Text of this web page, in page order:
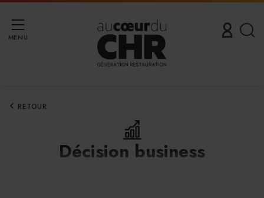
MENU
RETOUR
Décision business